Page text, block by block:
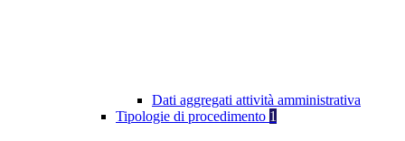
Dati aggregati attività amministrativa
Tipologie di procedimento 1